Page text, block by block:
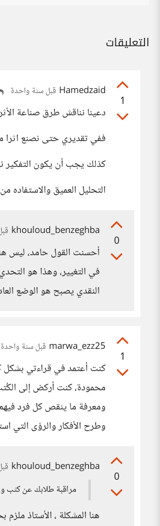
التعليقات
1
Hamedzaid قبل سنة واحدة
دعينا نناقش طرق صناعة
ففي تقديري حتى نصنع اثرا
كذلك يجب أن يكون التفكير
التحليل العميق والاستفاده
0
khouloud_benzeghba
أحسنت القول حامد، ليس
في التغيير، وهذا هو
النقدي يصبح هو الوضع
1
marwa_ezz25 قبل سنة واحدة
كنت أعتمد في قراءتي بشكل
محمودة، كنت أركض إلى
ومعرفة ما ينقص كل فرد
وطرح الأفكار والرؤى التي
0
khouloud_benzeghba
مراقبة طلابك عن كثب
هنا المشكلة ، الأستاذ